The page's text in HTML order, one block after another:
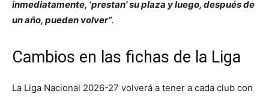
inmediatamente, ‘prestan’ su plaza y luego, después de
un año, pueden volver”.
Cambios en las fichas de la Liga
La Liga Nacional 2026-27 volverá a tener a cada club con